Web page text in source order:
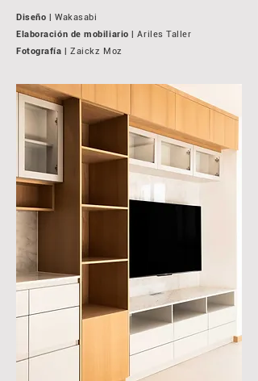
Diseño | Wakasabi
Elaboración de mobiliario | Ariles Taller
Fotografía | Zaickz Moz